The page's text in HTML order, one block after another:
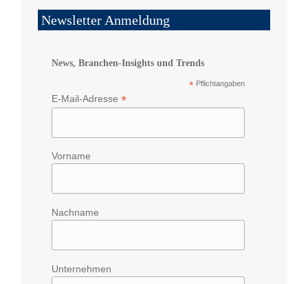
Newsletter Anmeldung
News, Branchen-Insights und Trends
* Pflichtangaben
E-Mail-Adresse *
Vorname
Nachname
Unternehmen